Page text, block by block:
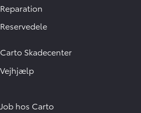
Reparation
Reservedele
Carto Skadecenter
Vejhjælp
Job hos Carto